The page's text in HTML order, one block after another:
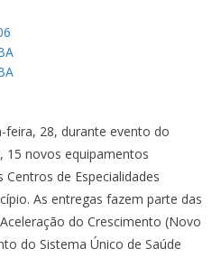
feira, 28, durante evento do
15 novos equipamentos
de Especialidades
As entregas fazem parte das
do Crescimento (Novo
do Sistema Único de Saúde